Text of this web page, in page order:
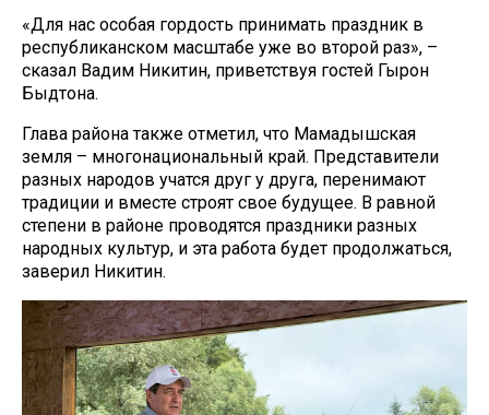
«Для нас особая гордость принимать праздник в
республиканском масштабе уже во второй раз», –
сказал Вадим Никитин, приветствуя гостей Гырон
Быдтона.
Глава района также отметил, что Мамадышская
земля – многонациональный край. Представители
разных народов учатся друг у друга, перенимают
традиции и вместе строят свое будущее. В равной
степени в районе проводятся праздники разных
народных культур, и эта работа будет продолжаться,
заверил Никитин.